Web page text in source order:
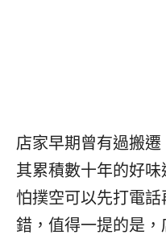
店家早期曾有過搬遷
其累積數十年的好味
怕撲空可以先打電話
錯，值得一提的是